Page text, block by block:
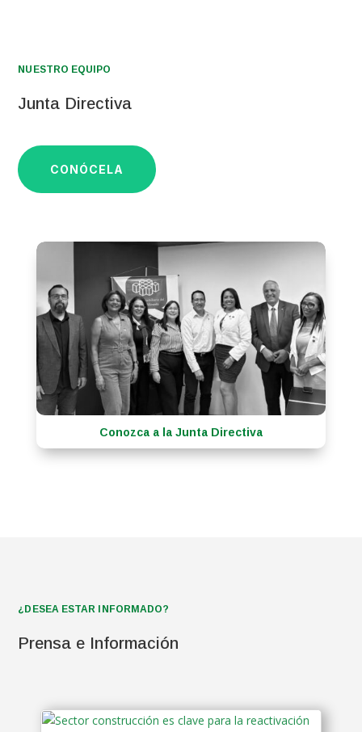
NUESTRO EQUIPO
Junta Directiva
CONÓCELA
Conozca a la Junta Directiva
¿DESEA ESTAR INFORMADO?
Prensa e Información